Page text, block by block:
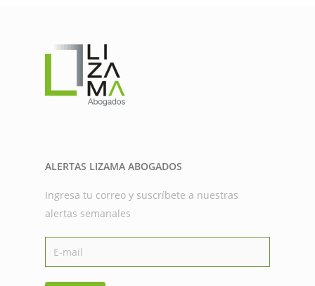
ALERTAS LIZAMA ABOGADOS
Ingresa tu correo y suscríbete a nuestras
alertas semanales